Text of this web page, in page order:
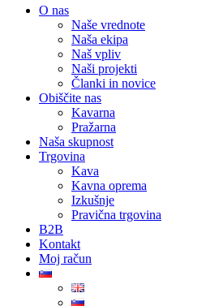
O nas
Naše vrednote
Naša ekipa
Naš vpliv
Naši projekti
Članki in novice
Obiščite nas
Kavarna
Pražarna
Naša skupnost
Trgovina
Kava
Kavna oprema
Izkušnje
Pravična trgovina
B2B
Kontakt
Moj račun